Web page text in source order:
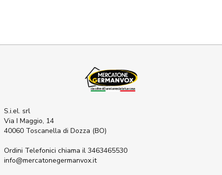
S.i.el. srl
Via I Maggio, 14
40060 Toscanella di Dozza (BO)
Ordini Telefonici chiama il 3463465530
info@mercatonegermanvox.it